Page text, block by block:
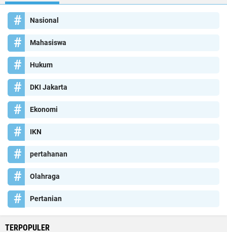
Nasional
Mahasiswa
Hukum
DKI Jakarta
Ekonomi
IKN
pertahanan
Olahraga
Pertanian
TERPOPULER